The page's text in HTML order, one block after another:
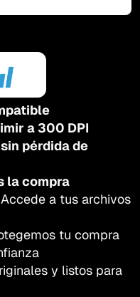
a 300 DPI
pérdida de
la compra
a tus archivos
tu compra
y listos para